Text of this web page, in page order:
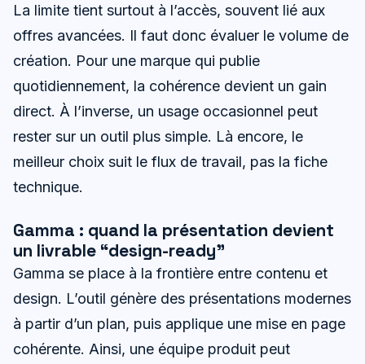
La limite tient surtout à l’accès, souvent lié aux
offres avancées. Il faut donc évaluer le volume de
création. Pour une marque qui publie
quotidiennement, la cohérence devient un gain
direct. À l’inverse, un usage occasionnel peut
rester sur un outil plus simple. Là encore, le
meilleur choix suit le flux de travail, pas la fiche
technique.
Gamma : quand la présentation devient
un livrable “design-ready”
Gamma se place à la frontière entre contenu et
design. L’outil génère des présentations modernes
à partir d’un plan, puis applique une mise en page
cohérente. Ainsi, une équipe produit peut